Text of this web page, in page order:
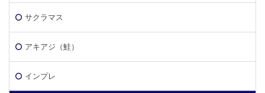
サクラマス
アキアジ（鮭）
インプレ